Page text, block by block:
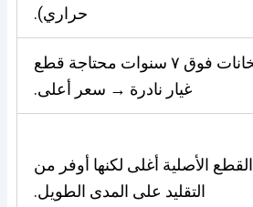
حراري).
سخانات فوق ٧ سنوات محتاجة قطع
غيار نادرة → سعر أعلى.
القطع الأصلية أغلى لكنها أوفر من
التقليد على المدى الطويل.